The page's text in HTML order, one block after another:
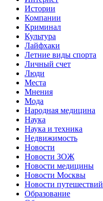
Истории
Компании
Криминал
Культура
Лайфхаки
Летние виды спорта
Личный счет
Люди
Места
Мнения
Мода
Народная медицина
Наука
Наука и техника
Недвижимость
Новости
Новости ЗОЖ
Новости медицины
Новости Москвы
Новости путешествий
Образование